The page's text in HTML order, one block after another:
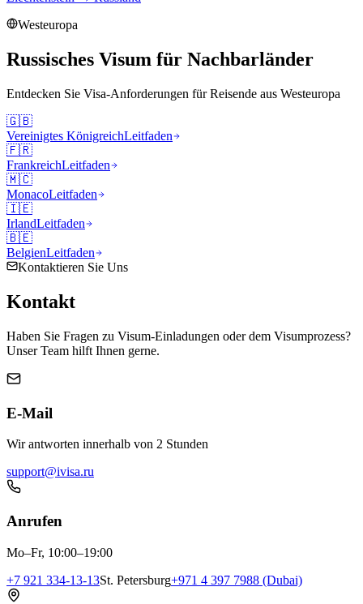
Westeuropa
Russisches Visum für Nachbarländer
Entdecken Sie Visa-Anforderungen für Reisende aus Westeuropa
🇬🇧
Vereinigtes KönigreichLeitfaden
🇫🇷
FrankreichLeitfaden
🇲🇨
MonacoLeitfaden
🇮🇪
IrlandLeitfaden
🇧🇪
BelgienLeitfaden
Kontaktieren Sie Uns
Kontakt
Haben Sie Fragen zu Visum-Einladungen oder dem Visumprozess?
Unser Team hilft Ihnen gerne.
E-Mail
Wir antworten innerhalb von 2 Stunden
support@ivisa.ru
Anrufen
Mo–Fr, 10:00–19:00
+7 921 334-13-13St. Petersburg+971 4 397 7988 (Dubai)